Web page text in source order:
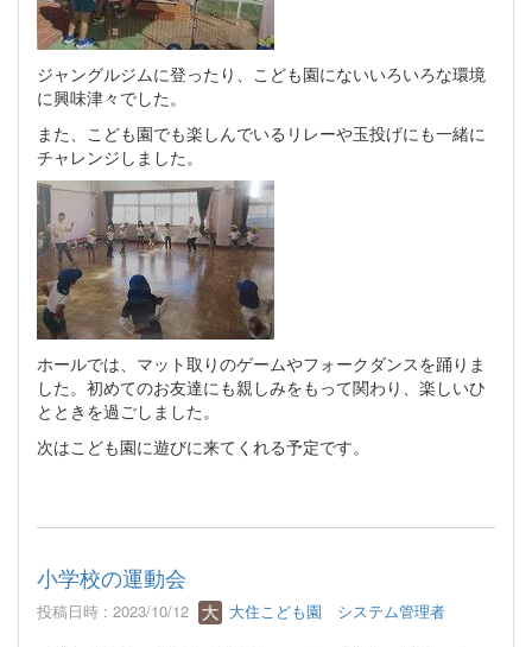
ジャングルジムに登ったり、こども園にないいろいろな環境
に興味津々でした。
また、こども園でも楽しんでいるリレーや玉投げにも一緒に
チャレンジしました。
ホールでは、マット取りのゲームやフォークダンスを踊りま
した。初めてのお友達にも親しみをもって関わり、楽しいひ
とときを過ごしました。
次はこども園に遊びに来てくれる予定です。
小学校の運動会
投稿日時 : 2023/10/12 大住こども園 システム管理者